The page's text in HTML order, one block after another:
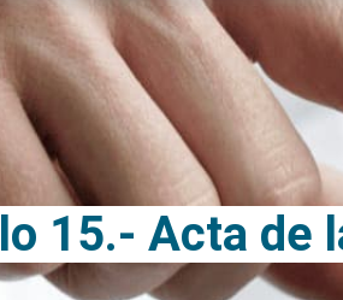
15.- Acta de